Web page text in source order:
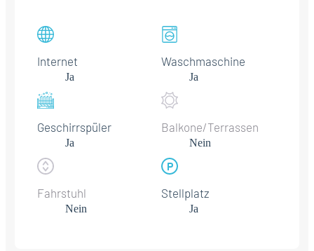
Internet
Ja
Waschmaschine
Ja
Geschirrspüler
Ja
Balkone/Terrassen
Nein
Fahrstuhl
Nein
Stellplatz
Ja